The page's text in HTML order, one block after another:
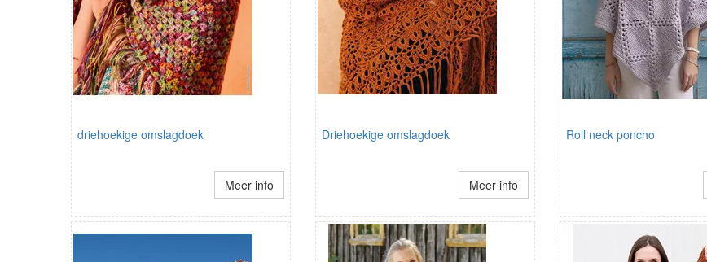
driehoekige omslagdoek
Meer info
Driehoekige omslagdoek
Meer info
Roll neck poncho